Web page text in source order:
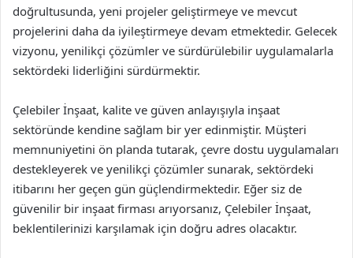
doğrultusunda, yeni projeler geliştirmeye ve mevcut
projelerini daha da iyileştirmeye devam etmektedir. Gelecek
vizyonu, yenilikçi çözümler ve sürdürülebilir uygulamalarla
sektördeki liderliğini sürdürmektir.
Çelebiler İnşaat, kalite ve güven anlayışıyla inşaat
sektöründe kendine sağlam bir yer edinmiştir. Müşteri
memnuniyetini ön planda tutarak, çevre dostu uygulamaları
destekleyerek ve yenilikçi çözümler sunarak, sektördeki
itibarını her geçen gün güçlendirmektedir. Eğer siz de
güvenilir bir inşaat firması arıyorsanız, Çelebiler İnşaat,
beklentilerinizi karşılamak için doğru adres olacaktır.